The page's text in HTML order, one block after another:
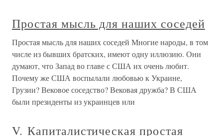
Простая мысль для наших соседей
Простая мысль для наших соседей Многие народы, в том
числе из бывших братских, имеют одну иллюзию. Они
думают, что Запад во главе с США их очень любит.
Почему же США воспылали любовью к Украине,
Грузии? Вековое соседство? Вековая дружба? В США
были президенты из украинцев или
V. Капиталистическая простая